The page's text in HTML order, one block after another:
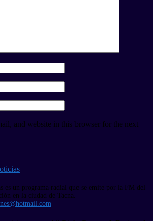
and website in this browser for the next
es un programa radial que se emite por la FM del
en la ciudad de Tacna.